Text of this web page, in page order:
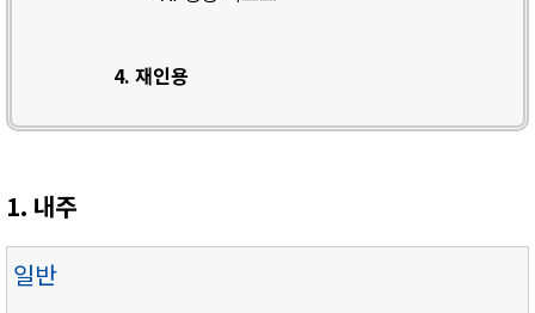
4. 재인용
1. 내주
일반